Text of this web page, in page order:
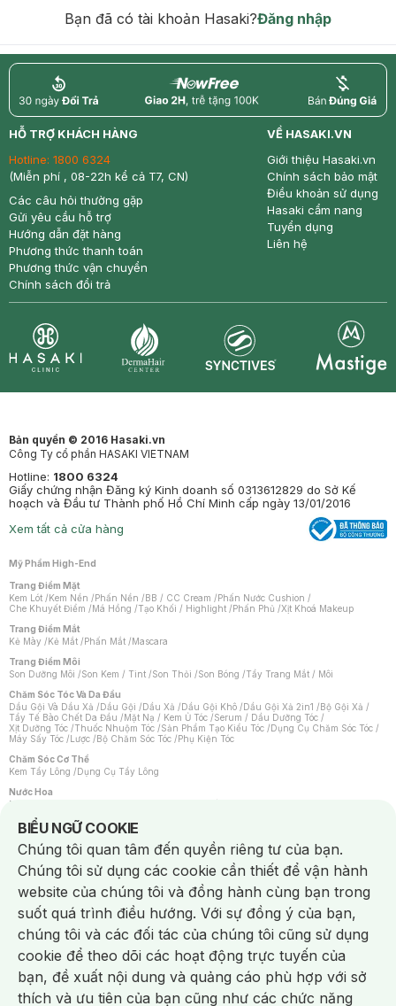
Bạn đã có tài khoản Hasaki?Đăng nhập
return nowfree price
HỖ TRỢ KHÁCH HÀNG
Hotline: 1800 6324
(Miễn phí , 08-22h kể cả T7, CN)
Các câu hỏi thường gặp
Gửi yêu cầu hỗ trợ
Hướng dẫn đặt hàng
Phương thức thanh toán
Phương thức vận chuyển
Chính sách đổi trả
VỀ HASAKI.VN
Giới thiệu Hasaki.vn
Chính sách bảo mật
Điều khoản sử dụng
Hasaki cẩm nang
Tuyển dụng
Liên hệ
Bản quyền © 2016 Hasaki.vn
Công Ty cổ phần HASAKI VIETNAM
Hotline: 1800 6324
Giấy chứng nhận Đăng ký Kinh doanh số 0313612829 do Sở Kế
hoạch và Đầu tư Thành phố Hồ Chí Minh cấp ngày 13/01/2016
Xem tất cả cửa hàng
Mỹ Phẩm High-End
Trang Điểm Mặt
Kem Lót /Kem Nền /Phấn Nền /BB / CC Cream /Phấn Nước Cushion /
Che Khuyết Điểm /Má Hồng /Tạo Khối / Highlight /Phấn Phủ /Xịt Khoá Makeup
Trang Điểm Mắt
Kẻ Mày /Kẻ Mắt /Phấn Mắt /Mascara
Trang Điểm Môi
Son Dưỡng Môi /Son Kem / Tint /Son Thỏi /Son Bóng /Tẩy Trang Mắt / Môi
Chăm Sóc Tóc Và Da Đầu
Dầu Gội Và Dầu Xả /Dầu Gội /Dầu Xả /Dầu Gội Khô /Dầu Gội Xả 2in1 /Bộ Gội Xả /
Tẩy Tế Bào Chết Da Đầu /Mặt Nạ / Kem Ủ Tóc /Serum / Dầu Dưỡng Tóc /
Xịt Dưỡng Tóc /Thuốc Nhuộm Tóc /Sản Phẩm Tạo Kiểu Tóc /Dụng Cụ Chăm Sóc Tóc /
Máy Sấy Tóc /Lược /Bộ Chăm Sóc Tóc /Phụ Kiện Tóc
Chăm Sóc Cơ Thể
Kem Tẩy Lông /Dụng Cụ Tẩy Lông
Nước Hoa
Nước Hoa Nữ
Chăm Sóc Cá Nhân
Chống Muỗi /Khẩu Trang /Máy Massage/Mặt Nạ Xông Hơi /Nước Rửa Tay/
Sản Phẩm Chăm Sóc Khác /Bàn Chải Đánh Răng /Bàn Chải Điện/
Hỗ Trợ Trắng Răng/Kem Đánh Răng /Máy Tăm Nước/ Nước Súc Miệng/
Tăm / Chỉ Nha Khoa/ Xịt Thơm Miệng / Dung Dịch Vệ Sinh/Dưỡng Vùng Kín/
Khăn Ướt Vệ Sinh Vùng Kín/Băng Vệ Sinh/Tampon/Bọt Cạo Râu /Dao Cạo Râu/
Máy Cạo Râu
Vấn Đề Về Da
Da Dầu / Lỗ Chân Lông To/ Da Khô / Mất Nước/ Da Lão Hóa/ Da Mụn/
Da Nhạy Cảm / Kích Ứng
Da Xỉn Màu Thâm / Nám / Tàn Nhang
Quầng Thâm & Bọng Mắt /Sẹo /Viêm Da Cơ Địa
Dụng Cụ / Phụ Kiện Chăm Sóc Da
Bông Tẩy Trang
Khăn Lau Mặt Khô Dụng Cụ / Máy Rửa Mặt Máy Chăm Sóc Da
Dụng Cụ Chăm Sóc Khác
BIỂU NGỮ COOKIE
Notice about cookies usage
Chúng tôi quan tâm đến quyền riêng tư của bạn.
Chúng tôi sử dụng các cookie cần thiết để vận hành
website của chúng tôi và đồng hành cùng bạn trong
suốt quá trình điều hướng. Với sự đồng ý của bạn,
chúng tôi và các đối tác của chúng tôi cũng sử dụng
cookie để theo dõi các hoạt động trực tuyến của
bạn, đề xuất nội dung và quảng cáo phù hợp với sở
thích và ưu tiên của bạn cũng như các chức năng